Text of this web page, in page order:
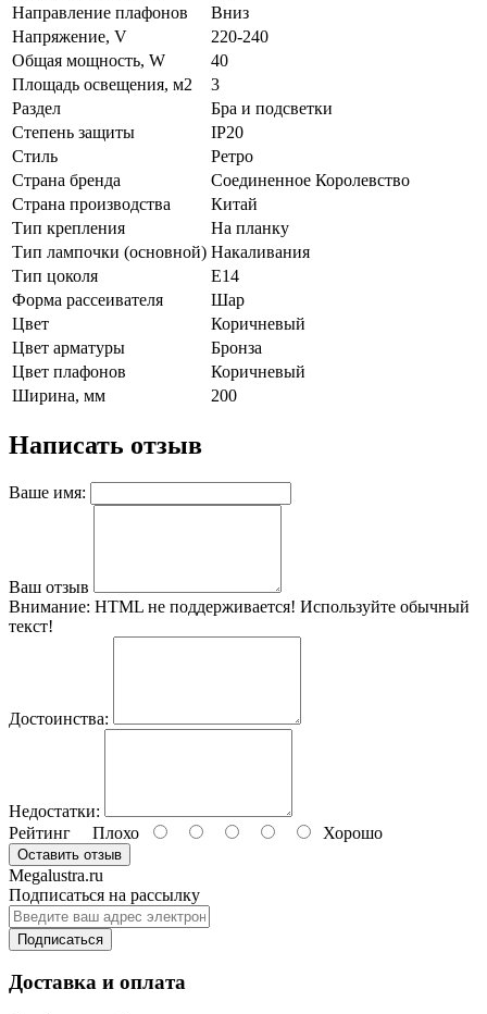
Направление плафонов
Вниз
Напряжение, V
220-240
Общая мощность, W
40
Площадь освещения, м2
3
Раздел
Бра и подсветки
Степень защиты
IP20
Стиль
Ретро
Страна бренда
Соединенное Королевство
Страна производства
Китай
Тип крепления
На планку
Тип лампочки (основной) Накаливания
Тип цоколя
E14
Форма рассеивателя
Шар
Цвет
Коричневый
Цвет арматуры
Бронза
Цвет плафонов
Коричневый
Ширина, мм
200
Написать отзыв
Ваше имя:
Ваш отзыв
Внимание: HTML не поддерживается! Используйте обычный
текст!
Достоинства:
Недостатки:
Рейтинг Плохо Хорошо
Оставить отзыв
Megalustra.ru
Подписаться на рассылку
Подписаться
Доставка и оплата